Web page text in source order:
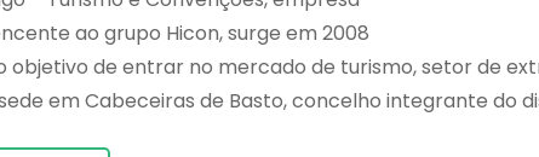
ao grupo Hicon, surge em 2008
objetivo de entrar no mercado de turismo, setor de
em Cabeceiras de Basto, concelho integrante do